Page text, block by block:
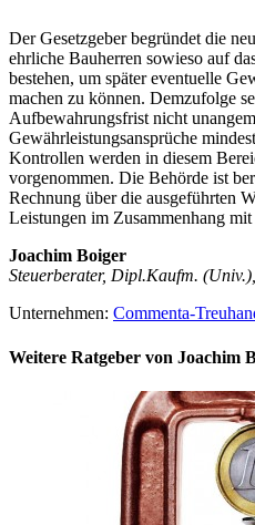
Der Gesetzgeber begründet die
ehrliche Bauherren sowieso auf
bestehen, um später eventuelle
machen zu können. Demzufolge
Aufbewahrungsfrist nicht
Gewährleistungsansprüche
Kontrollen werden in diesem
vorgenommen. Die Behörde ist
Rechnung über die ausgeführten
Leistungen im Zusammenhang
Joachim Boiger
Steuerberater, Dipl.Kaufm.
Unternehmen: Commenta-
Weitere Ratgeber von Joachim